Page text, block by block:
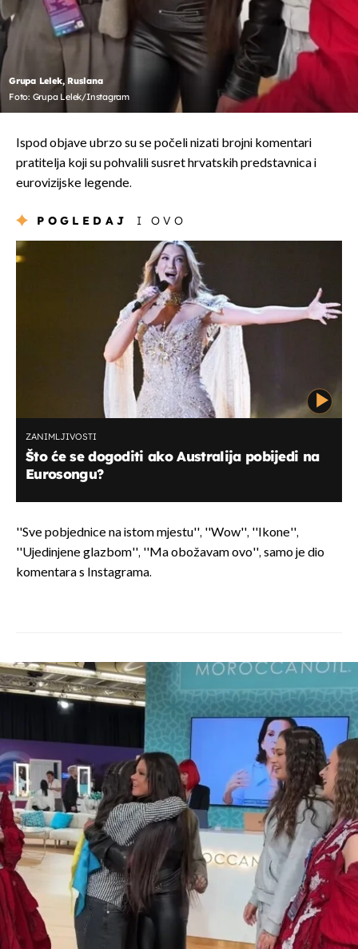
Grupa Lelek, Ruslana
Foto: Grupa Lelek/Instagram
Ispod objave ubrzo su se počeli nizati brojni komentari
pratitelja koji su pohvalili susret hrvatskih predstavnica i
eurovizijske legende.
POGLEDAJ I OVO
ZANIMLJIVOSTI
Što će se dogoditi ako Australija pobijedi na
Eurosongu?
''Sve pobjednice na istom mjestu'', ''Wow'', ''Ikone'',
''Ujedinjene glazbom'', ''Ma obožavam ovo'', samo je dio
komentara s Instagrama.